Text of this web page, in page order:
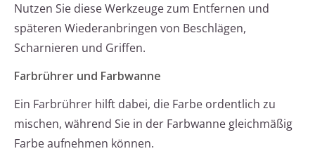
Nutzen Sie diese Werkzeuge zum Entfernen und
späteren Wiederanbringen von Beschlägen,
Scharnieren und Griffen.
Farbrührer und Farbwanne
Ein Farbrührer hilft dabei, die Farbe ordentlich zu
mischen, während Sie in der Farbwanne gleichmäßig
Farbe aufnehmen können.